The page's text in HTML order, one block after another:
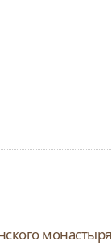
монастыря